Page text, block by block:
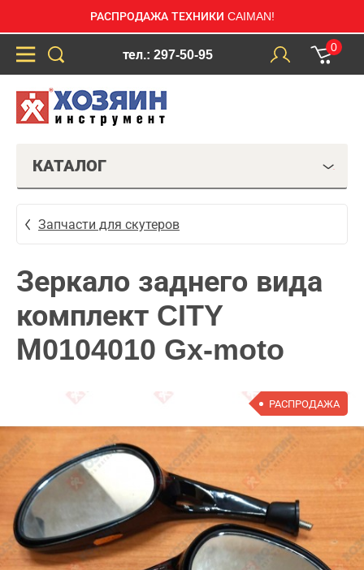
РАСПРОДАЖА ТЕХНИКИ CAIMAN!
тел.: 297-50-95
0
КАТАЛОГ
Запчасти для скутеров
Зеркало заднего вида
комплект CITY
М0104010 Gx-moto
РАСПРОДАЖА